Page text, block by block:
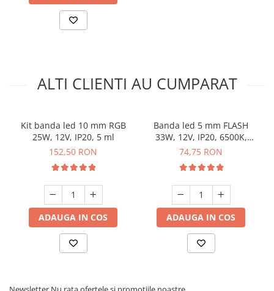
ALTI CLIENTI AU CUMPARAT
Kit banda led 10 mm RGB
25W, 12V, IP20, 5 ml
152,50 RON
ADAUGA IN COS
Banda led 5 mm FLASH
33W, 12V, IP20, 6500K,
lumina rece, 5 ml
74,75 RON
ADAUGA IN COS